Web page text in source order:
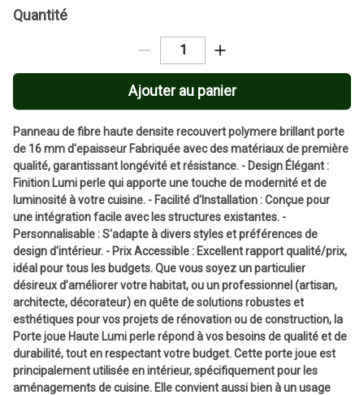
Quantité
Ajouter au panier
Panneau de fibre haute densite recouvert polymere brillant porte
de 16 mm d'epaisseur Fabriquée avec des matériaux de première
qualité, garantissant longévité et résistance. - Design Élégant :
Finition Lumi perle qui apporte une touche de modernité et de
luminosité à votre cuisine. - Facilité d'Installation : Conçue pour
une intégration facile avec les structures existantes. -
Personnalisable : S'adapte à divers styles et préférences de
design d'intérieur. - Prix Accessible : Excellent rapport qualité/prix,
idéal pour tous les budgets. Que vous soyez un particulier
désireux d’améliorer votre habitat, ou un professionnel (artisan,
architecte, décorateur) en quête de solutions robustes et
esthétiques pour vos projets de rénovation ou de construction, la
Porte joue Haute Lumi perle répond à vos besoins de qualité et de
durabilité, tout en respectant votre budget. Cette porte joue est
principalement utilisée en intérieur, spécifiquement pour les
aménagements de cuisine. Elle convient aussi bien à un usage